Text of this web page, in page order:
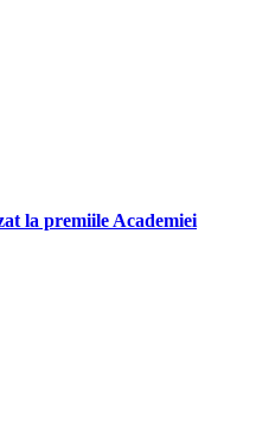
la premiile Academiei